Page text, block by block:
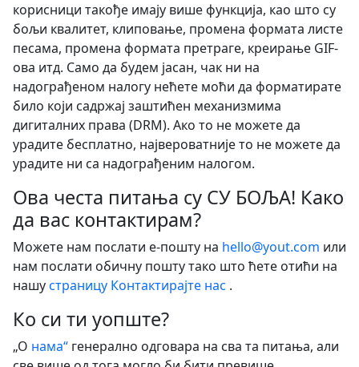
корисници такође имају више функција, као што су
бољи квалитет, клиповање, промена формата листе
песама, промена формата претраге, креирање GIF-
ова итд. Само да будем јасан, чак ни на
надограђеном налогу нећете моћи да форматирате
било који садржај заштићен механизмима
дигиталних права (DRM). Ако то не можете да
урадите бесплатно, највероватније то не можете да
урадите ни са надограђеним налогом.
Ова честа питања су СУ БОЉА! Како
да вас контактирам?
Можете нам послати е-пошту на hello@yout.com или
нам послати обичну пошту тако што ћете отићи на
нашустраницу Контактирајте нас .
Ко си ти уопште?
„О нама“ генерално одговара на сва та питања, али